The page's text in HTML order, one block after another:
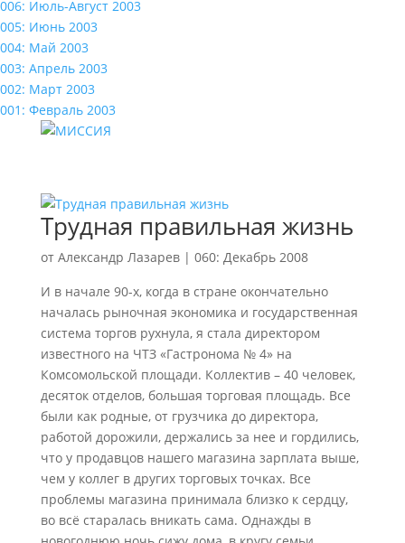
006: Июль-Август 2003
005: Июнь 2003
004: Май 2003
003: Апрель 2003
002: Март 2003
001: Февраль 2003
Трудная правильная жизнь
от Александр Лазарев| 060: Декабрь 2008
И в начале 90-х, когда в стране окончательно
началась рыночная экономика и государственная
система торгов рухнула, я стала директором
известного на ЧТЗ «Гастронома № 4» на
Комсомольской площади. Коллектив – 40 человек,
десяток отделов, большая торговая площадь. Все
были как родные, от грузчика до директора,
работой дорожили, держались за нее и гордились,
что у продавцов нашего магазина зарплата выше,
чем у коллег в других торговых точках. Все
проблемы магазина принимала близко к сердцу,
во всё старалась вникать сама. Однажды в